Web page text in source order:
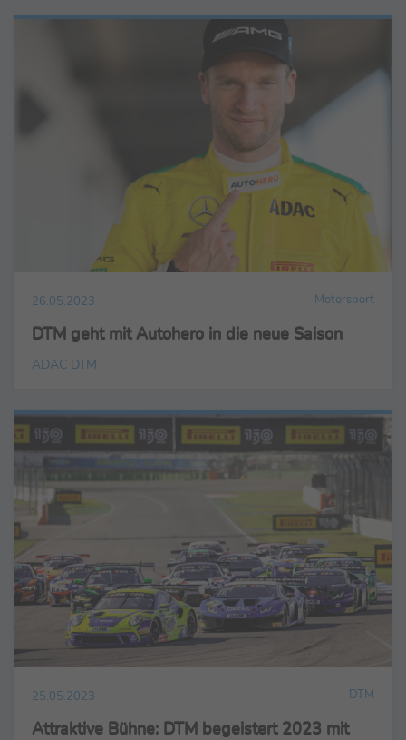
26.05.2023 Motorsport
DTM geht mit Autohero in die neue Saison
ADAC DTM
25.05.2023 DTM
Attraktive Bühne: DTM begeistert 2023 mit